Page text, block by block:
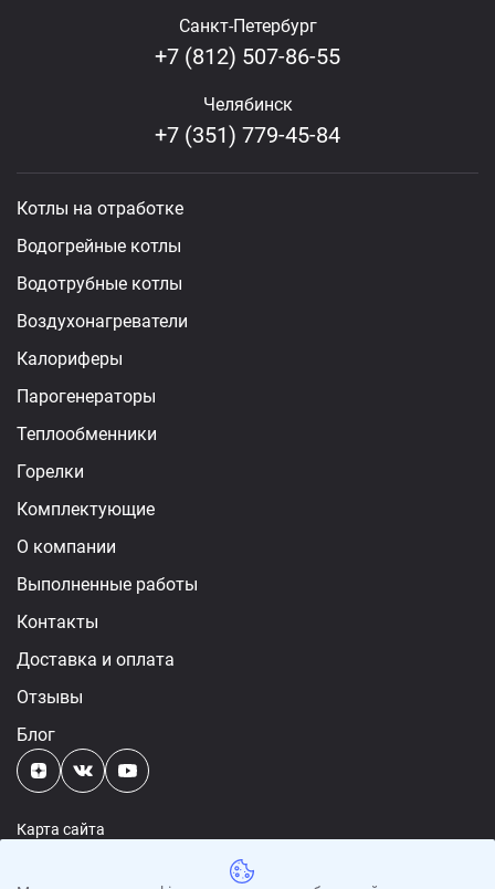
Санкт-Петербург
+7 (812) 507-86-55
Челябинск
+7 (351) 779-45-84
Котлы на отработке
Водогрейные котлы
Водотрубные котлы
Воздухонагреватели
Калориферы
Парогенераторы
Теплообменники
Горелки
Комплектующие
О компании
Выполненные работы
Контакты
Доставка и оплата
Отзывы
Блог
Карта сайта
Политика конфиденциальности